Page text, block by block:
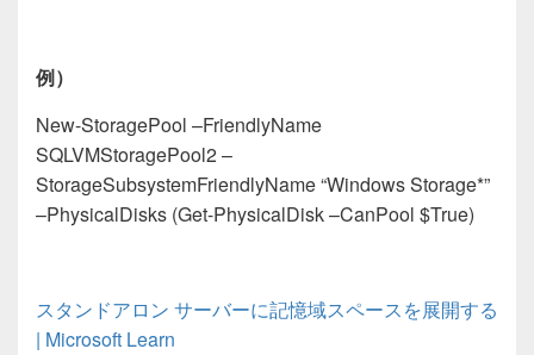
例）
New-StoragePool –FriendlyName
SQLVMStoragePool2–
StorageSubsystemFriendlyName“Windows Storage*”
–PhysicalDisks (Get-PhysicalDisk–CanPool $True)
スタンドアロン サーバーに記憶域スペースを展開する
| Microsoft Learn